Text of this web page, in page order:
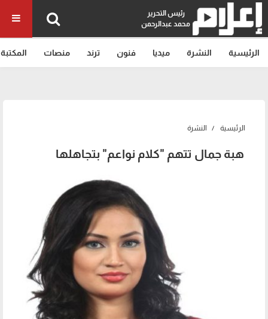
رئيس التحرير
محمد عبدالرحمن
الرئيسية النشرة ميديا فنون ترند منصات المكتبة
الرئيسية النشرة
هبة جمال تتهم "كلام نواعم" بتجاهلها